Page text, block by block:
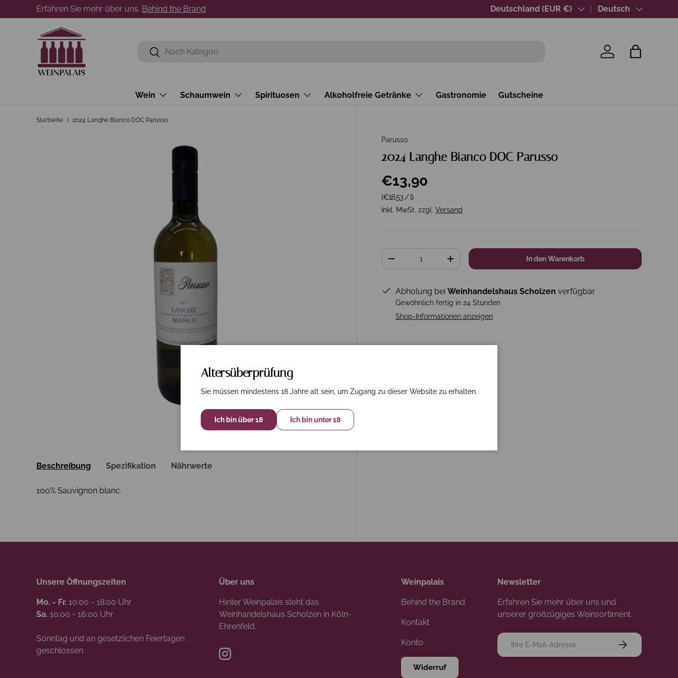
Direkt zum Inhalt
Erfahren Sie mehr über uns. Behind the Brand Über 40 Jahre Wein-Expertise
Land/Region
Deutschland (EUR €) SpracheDeutsch
Suchen
Suchen
Einloggen
Wein Schaumwein Spirituosen Alkoholfreie Getränke Gastronomie Gutscheine
Startseite 2024 Langhe Bianco DOC Parusso
Parusso
2024 Langhe Bianco DOC Parusso
€13,90
Grundpreis
(€18,53/l)
Inkl. MwSt. zzgl. Versand
Anzahl
+ In den Warenkorb
Abholung bei Weinhandelshaus Scholzen verfügbar
Gewöhnlich fertig in 24 Stunden
Shop-Informationen anzeigen
Beschreibung Spezifikation Nährwerte
100% Sauvignon blanc.
Altersüberprüfung
Sie müssen mindestens 18 Jahre alt sein, um Zugang zu dieser Website zu erhalten.
Ich bin über 18 Ich bin unter 18
Unsere Öffnungszeiten
Mo. - Fr. 10:00 - 18:00 Uhr
Sa. 10:00 - 16:00 Uhr
Sonntag und an gesetzlichen Feiertagen
geschlossen
Über uns
Hinter Weinpalais steht das
Weinhandelshaus Scholzen in Köln-
Ehrenfeld.
Instagram
Weinpalais
Behind the Brand
Kontakt
Konto
Widerruf
Newsletter
Erfahren Sie mehr über uns und
unserer großzügiges Weinsortiment.
E-Mail
Abonnieren